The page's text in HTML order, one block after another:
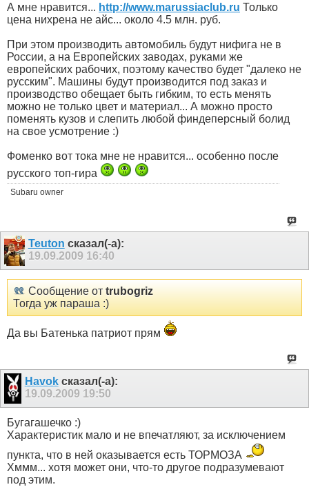
А мне нравится... http://www.marussiaclub.ru Только
цена нихрена не айс... около 4.5 млн. руб.
При этом производить автомобиль будут нифига не в
России, а на Европейских заводах, руками же
европейских рабочих, поэтому качество будет "далеко не
русским". Машины будут производится под заказ и
производство обещает быть гибким, то есть менять
можно не только цвет и материал... А можно просто
поменять кузов и слепить любой финдеперсный болид
на свое усмотрение :)
Фоменко вот тока мне не нравится... особенно после
русского топ-гира
Subaru owner
Teuton сказал(-а):
19.09.2009 16:40
Сообщение от trubogriz
Тогда уж параша :)
Да вы Батенька патриот прям
Havokсказал(-а):
19.09.2009 19:50
Бугагашечко :)
Характеристик мало и не впечатляют, за исключением
пункта, что в ней оказывается есть ТОРМОЗА
Хммм... хотя может они, что-то другое подразумевают
под этим.